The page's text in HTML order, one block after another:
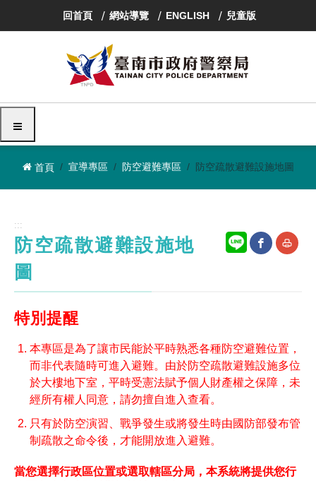
區
回首頁 網站導覽 ENGLISH 兒童版
選單
首頁 宣導專區 防空避難專區 防空疏散避難設施地圖
:::
防空疏散避難設施地
圖
享
至
facebook
印
特別提醒
本專區是為了讓市民能於平時熟悉各種防空避難位置，
而非代表隨時可進入避難。由於防空疏散避難設施多位
於大樓地下室，平時受憲法賦予個人財產權之保障，未
經所有權人同意，請勿擅自進入查看。
只有於防空演習、戰爭發生或將發生時由國防部發布管
制疏散之命令後，才能開放進入避難。
當您選擇行政區位置或選取轄區分局，本系統將提供您行